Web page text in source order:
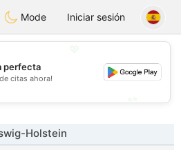
Dating
Mode Iniciar sesión
perfecta
citas ahora!
Holstein